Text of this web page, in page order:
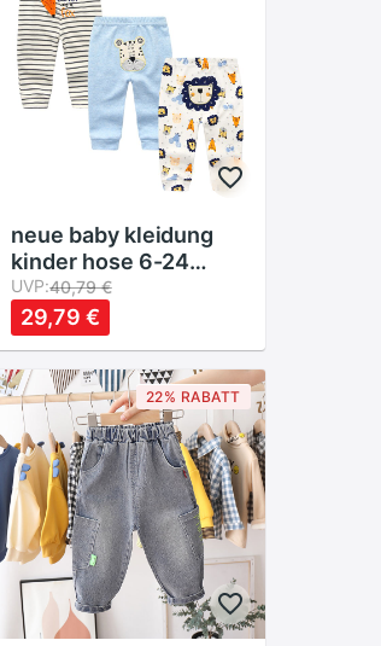
neue baby kleidung
kinder hose 6-24
monate 3 teile/los
cartoon druck
baumwolle Unisex
Roupas de bebe infant
hosen
UVP:40,79 €
29,79 €
22% RABATT